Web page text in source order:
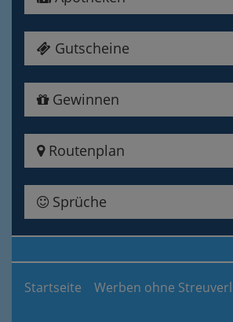
Gutscheine
Gewinnen
Routenplan
Sprüche
Startseite Werben ohne